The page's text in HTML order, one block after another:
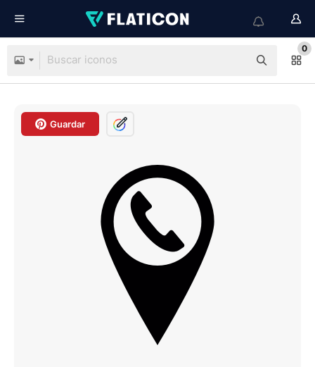
0
Guardar